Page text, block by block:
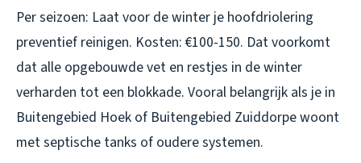
Per seizoen: Laat voor de winter je hoofdriolering
preventief reinigen. Kosten: €100-150. Dat voorkomt
dat alle opgebouwde vet en restjes in de winter
verharden tot een blokkade. Vooral belangrijk als je in
Buitengebied Hoek of Buitengebied Zuiddorpe woont
met septische tanks of oudere systemen.